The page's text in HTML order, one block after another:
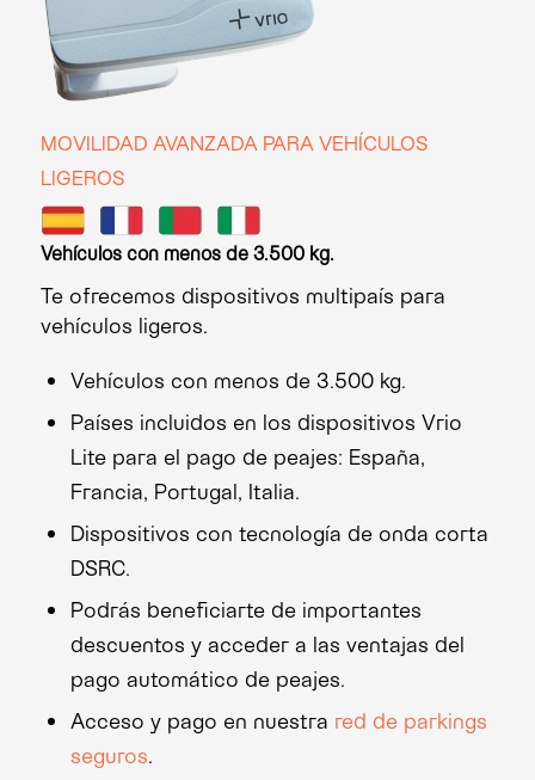
MOVILIDAD AVANZADA PARA VEHÍCULOS
LIGEROS
Vehículos con menos de 3.500 kg.
Te ofrecemos dispositivos multipaís para
vehículos ligeros.
Vehículos con menos de 3.500 kg.
Países incluidos en los dispositivos Vrio
Lite para el pago de peajes: España,
Francia, Portugal, Italia.
Dispositivos con tecnología de onda corta
DSRC.
Podrás beneficiarte de importantes
descuentos y acceder a las ventajas del
pago automático de peajes.
Acceso y pago en nuestra red de parkings
seguros.